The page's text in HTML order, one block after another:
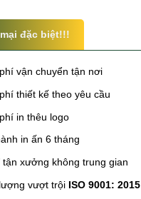
đặc biệt!!!
vận chuyển tận nơi
thiết kế theo yêu cầu
in thêu logo
in ấn 6 tháng
tận xưởng không trung gian
vượt trội ISO 9001: 2015